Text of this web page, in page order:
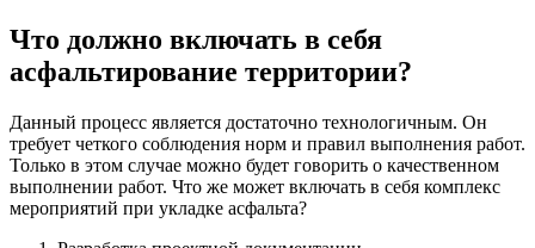
Что должно включать в себя
асфальтирование территории?
Данный процесс является достаточно технологичным. Он
требует четкого соблюдения норм и правил выполнения работ.
Только в этом случае можно будет говорить о качественном
выполнении работ. Что же может включать в себя комплекс
мероприятий при укладке асфальта?